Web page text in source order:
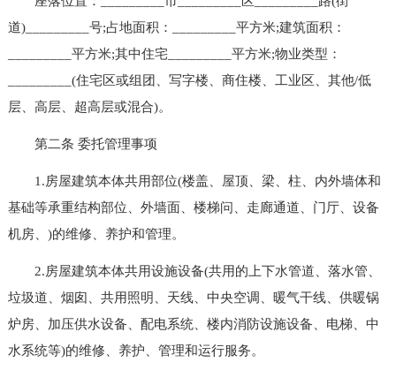
道)_________号;占地面积：_________平方米;建筑面积：
_________平方米;其中住宅_________平方米;物业类型：
_________(住宅区或组团、写字楼、商住楼、工业区、其他/低
层、高层、超高层或混合)。
第二条 委托管理事项
1.房屋建筑本体共用部位(楼盖、屋顶、梁、柱、内外墙体和
基础等承重结构部位、外墙面、楼梯问、走廊通道、门厅、设备
机房、)的维修、养护和管理。
2.房屋建筑本体共用设施设备(共用的上下水管道、落水管、
垃圾道、烟囱、共用照明、天线、中央空调、暖气干线、供暖锅
炉房、加压供水设备、配电系统、楼内消防设施设备、电梯、中
水系统等)的维修、养护、管理和运行服务。